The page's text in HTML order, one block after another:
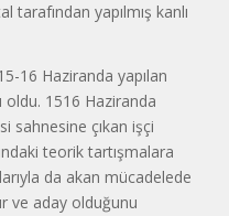
tarafından yapılmış kanlı
16 Haziranda yapılan
oldu. 1516 Haziranda
sahnesine çıkan işçi
teorik tartışmalara
da akan mücadelede
ve aday olduğunu